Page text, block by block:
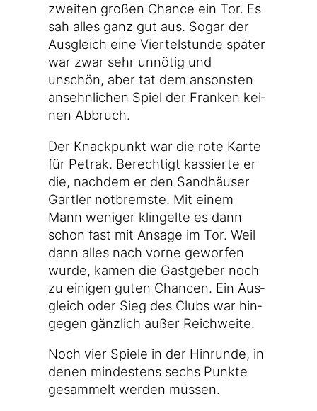
zwei­ten gro­ßen Chan­ce ein Tor. Es
sah alles ganz gut aus. Sogar der
Aus­gleich eine Vier­tel­stun­de spä­ter
war zwar sehr unnö­tig und
unschön, aber tat dem ansons­ten
ansehn­li­chen Spiel der Fran­ken kei­
nen Abbruch.
Der Knack­punkt war die rote Kar­te
für Petrak. Berech­tigt kas­sier­te er
die, nach­dem er den Sand­häu­ser
Gart­ler not­brems­te. Mit einem
Mann weni­ger klin­gel­te es dann
schon fast mit Ansa­ge im Tor. Weil
dann alles nach vor­ne gewor­fen
wur­de, kamen die Gast­ge­ber noch
zu eini­gen guten Chan­cen. Ein Aus­
gleich oder Sieg des Clubs war hin­
ge­gen gänz­lich außer Reichweite.
Noch vier Spie­le in der Hin­run­de, in
denen min­des­tens sechs Punk­te
gesam­melt wer­den müssen.